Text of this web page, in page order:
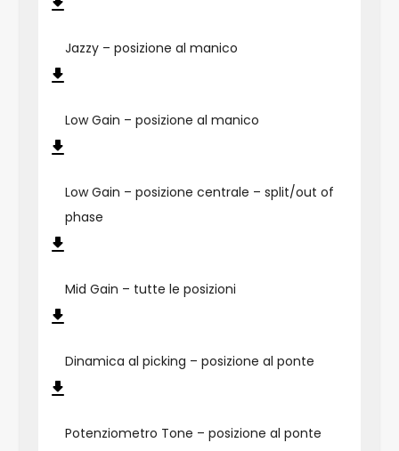
Jazzy – posizione al manico
Low Gain – posizione al manico
Low Gain – posizione centrale – split/out of
phase
Mid Gain – tutte le posizioni
Dinamica al picking – posizione al ponte
Potenziometro Tone – posizione al ponte